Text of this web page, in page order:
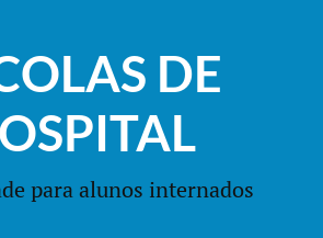
DE
para alunos internados